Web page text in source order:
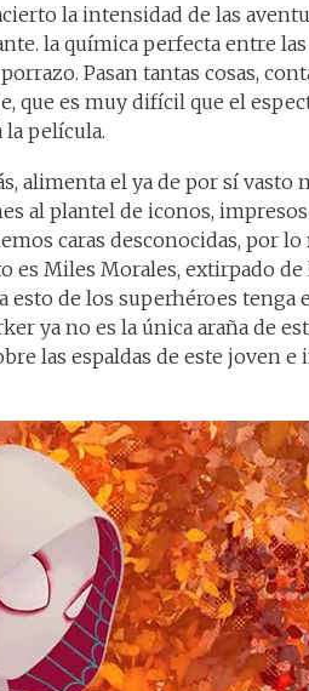
la intensidad de las
la química perfecta entre las
Pasan tantas cosas,
que es muy difícil que el
la película.
alimenta el ya de por sí vasto
al plantel de iconos,
caras desconocidas, por lo
es Miles Morales, extirpado de
esto de los superhéroes tenga
ya no es la única araña de
las espaldas de este joven e